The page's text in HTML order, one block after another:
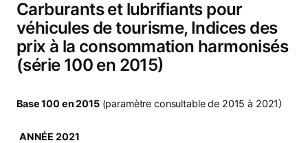
Carburants et lubrifiants pour
véhicules de tourisme, Indices des
prix à la consommation harmonisés
(série 100 en 2015)
Base 100 en 2015(paramètre consultable de 2015 à 2021)
ANNÉE 2021